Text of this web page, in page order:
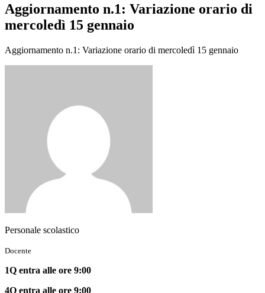
Aggiornamento n.1: Variazione orario di
mercoledì 15 gennaio
Aggiornamento n.1: Variazione orario di mercoledì 15 gennaio
Personale scolastico
Docente
1Q entra alle ore 9:00
4Q entra alle ore 9:00